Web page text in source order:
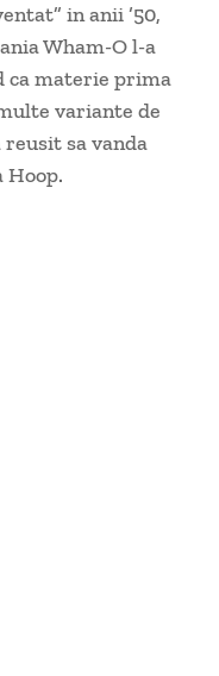
in anii ’50,
Wham-O l-a
ca materie prima
variante de
sa vanda
Hoop.